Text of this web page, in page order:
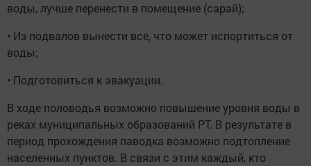
воды, лучше перенести в помещение (сарай);
• Из подвалов вынести все, что может испортиться от
воды;
• Подготовиться к эвакуации.
В ходе половодья возможно повышение уровня воды в
реках муниципальных образований РТ. В результате в
период прохождения паводка возможно подтопление
населенных пунктов. В связи с этим каждый, кто